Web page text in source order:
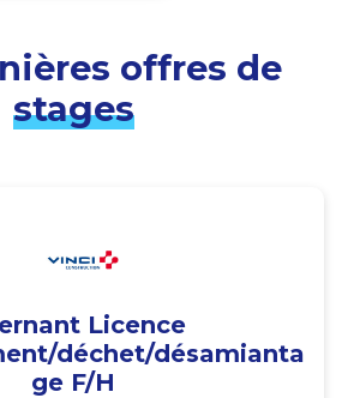
offres de
stages
Licence
déchet/désamianta
ge F/H